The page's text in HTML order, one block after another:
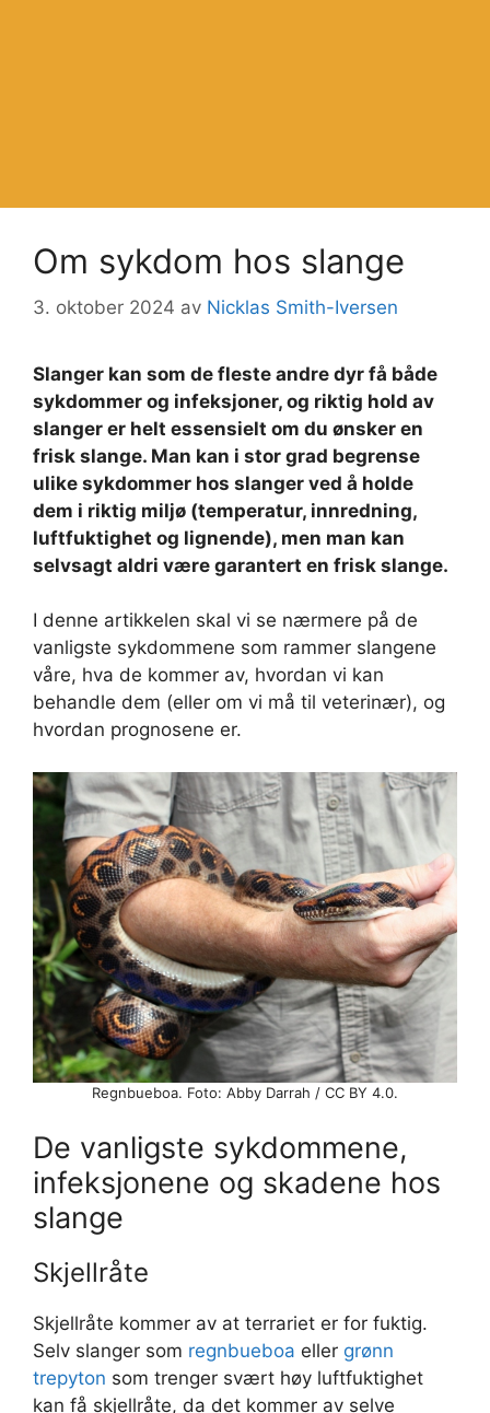
Om sykdom hos slange
3. oktober 2024 av Nicklas Smith-Iversen
Slanger kan som de fleste andre dyr få både
sykdommer og infeksjoner, og riktig hold av
slanger er helt essensielt om du ønsker en
frisk slange. Man kan i stor grad begrense
ulike sykdommer hos slanger ved å holde
dem i riktig miljø (temperatur, innredning,
luftfuktighet og lignende), men man kan
selvsagt aldri være garantert en frisk slange.
I denne artikkelen skal vi se nærmere på de
vanligste sykdommene som rammer slangene
våre, hva de kommer av, hvordan vi kan
behandle dem (eller om vi må til veterinær), og
hvordan prognosene er.
Regnbueboa. Foto: Abby Darrah / CC BY 4.0.
De vanligste sykdommene,
infeksjonene og skadene hos
slange
Skjellråte
Skjellråte kommer av at terrariet er for fuktig.
Selv slanger som regnbueboa eller grønn
trepyton som trenger svært høy luftfuktighet
kan få skjellråte, da det kommer av selve